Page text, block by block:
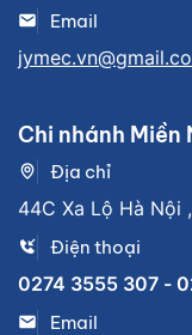
Email
Chi nhánh Miền
Địa chỉ
44C Xa Lộ Hà Nội
Điện thoại
0274 3555 307 -
Email